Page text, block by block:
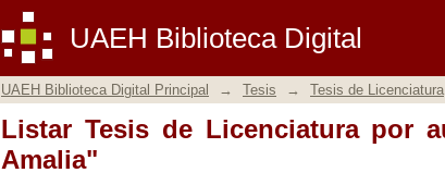
UAEH Biblioteca Digital
Listar Tesis de Licenciatura por
UAEH Biblioteca Digital Principal → Tesis → Tesis de Licenciatura
Listar Tesis de Licenciatura por
Amalia"